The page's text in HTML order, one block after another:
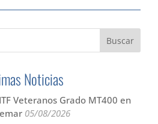
Noticias
Veteranos Grado MT400 en
05/08/2026